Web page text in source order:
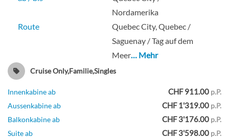
Nordamerika
Route
Quebec City, Quebec /
Saguenay / Tag auf dem
Meer… Mehr
Cruise Only,Familie,Singles
Innenkabine ab CHF 911.00 p.P.
Aussenkabine ab
CHF 1'319.00 p.P.
Balkonkabine ab
CHF 3'176.00 p.P.
Suite ab
CHF 3'598.00 p.P.